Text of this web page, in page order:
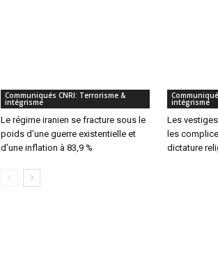
Communiqués CNRI: Terrorisme &
intégrisme
Le régime iranien se fracture sous le
poids d’une guerre existentielle et
d’une inflation à 83,9 %
intégrisme
Les
les
dictature